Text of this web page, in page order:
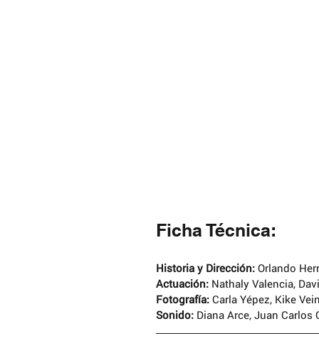
Ficha Técnica:
Historia y Dirección: Orlando
Actuación: Nathaly Valencia,
Fotografía: Carla Yépez, Kike
Sonido: Diana Arce, Juan Carlos